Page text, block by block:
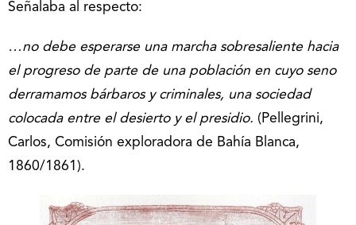
Señalaba al respecto:
…no debe esperarse una marcha sobresaliente hacia
el progreso de parte de una población en cuyo seno
derramamos bárbaros y criminales, una sociedad
colocada entre el desierto y el presidio. (Pellegrini,
Carlos, Comisión exploradora de Bahía Blanca,
1860/1861).